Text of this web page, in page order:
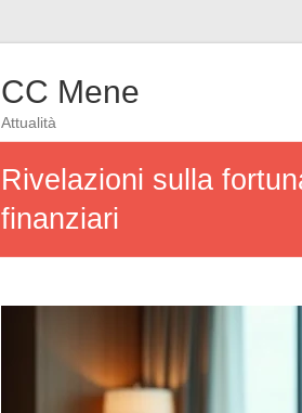
CC Mene
Attualità
Rivelazioni sulla
finanziari